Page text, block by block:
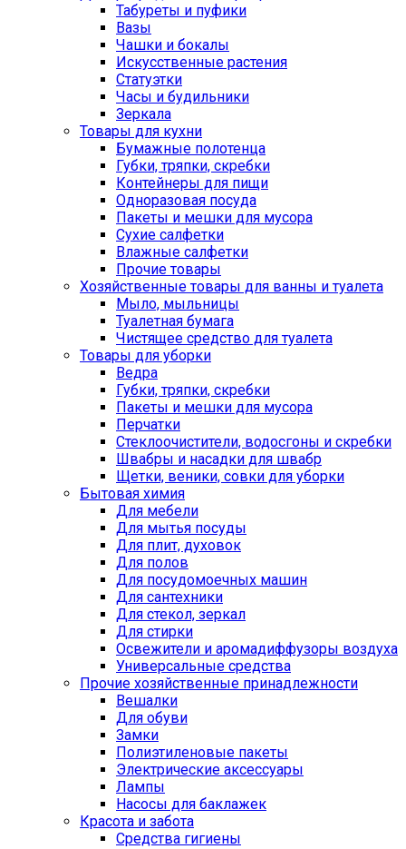
Табуреты и пуфики
Вазы
Чашки и бокалы
Искусственные растения
Статуэтки
Часы и будильники
Зеркала
Товары для кухни
Бумажные полотенца
Губки, тряпки, скребки
Контейнеры для пищи
Одноразовая посуда
Пакеты и мешки для мусора
Сухие салфетки
Влажные салфетки
Прочие товары
Хозяйственные товары для ванны и туалета
Мыло, мыльницы
Туалетная бумага
Чистящее средство для туалета
Товары для уборки
Ведра
Губки, тряпки, скребки
Пакеты и мешки для мусора
Перчатки
Стеклоочистители, водосгоны и скребки
Швабры и насадки для швабр
Щетки, веники, совки для уборки
Бытовая химия
Для мебели
Для мытья посуды
Для плит, духовок
Для полов
Для посудомоечных машин
Для сантехники
Для стекол, зеркал
Для стирки
Освежители и аромадиффузоры воздуха
Универсальные средства
Прочие хозяйственные принадлежности
Вешалки
Для обуви
Замки
Полиэтиленовые пакеты
Электрические аксессуары
Лампы
Насосы для баклажек
Красота и забота
Средства гигиены